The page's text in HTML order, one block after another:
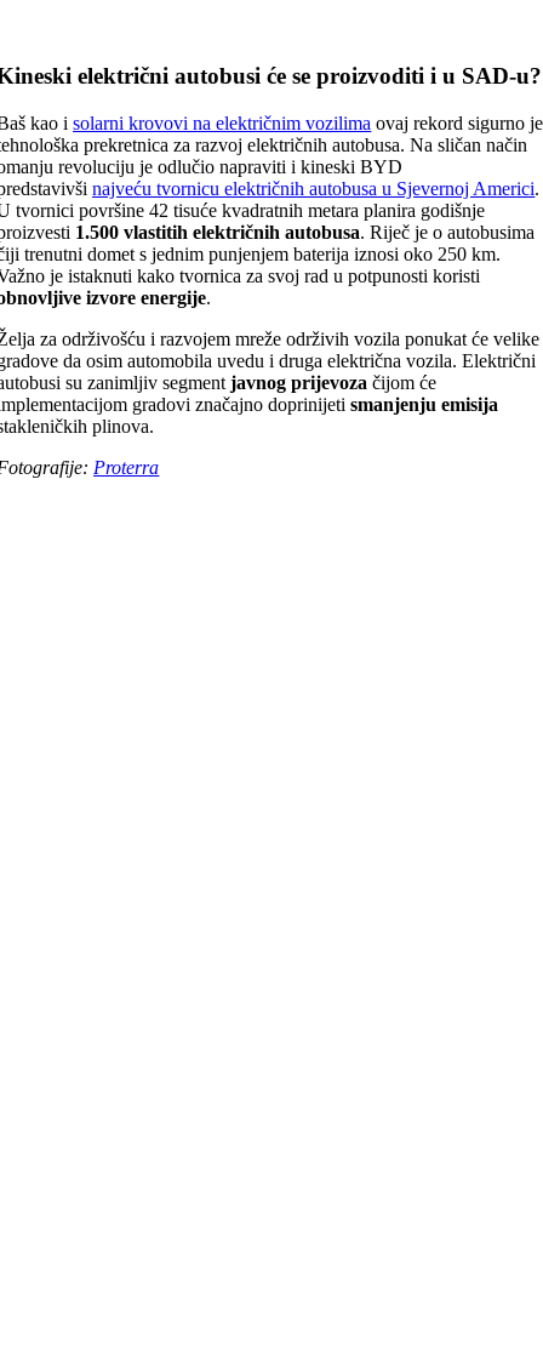
električni autobusi će se proizvoditi i u SAD-u?
kao isolarni krovovi na električnim vozilima ovaj rekord sigurno je
prekretnica za razvoj električnih autobusa. Na sličan način
revoluciju je odlučio napraviti i kineski BYD
najveću tvornicu električnih autobusa u Sjevernoj Americi
tvornici površine 42 tisuće kvadratnih metara planira godišnje
1.500 vlastitih električnih autobusa. Riječ je o autobusima
trenutni domet s jednim punjenjem baterija iznosi oko 250 km.
je istaknuti kako tvornica za svoj rad u potpunosti koristi
izvore energije.
za održivošću i razvojem mreže održivih vozila ponukat će velike
da osim automobila uvedu i druga električna vozila. Električni
su zanimljiv segment javnog prijevoza čijom će
gradovi značajno doprinijetismanjenju emisija
plinova.
Proterra